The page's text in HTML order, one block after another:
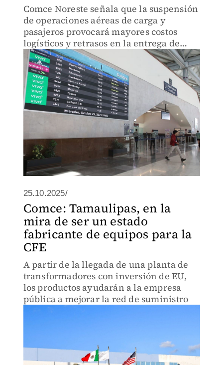
Comce Noreste señala que la suspensión
de operaciones aéreas de carga y
pasajeros provocará mayores costos
logísticos y retrasos en la entrega de
mercancías mexicanas, especialmente
hacia EU.
25.10.2025/
Comce: Tamaulipas, en la
mira de ser un estado
fabricante de equipos para la
CFE
A partir de la llegada de una planta de
transformadores con inversión de EU,
los productos ayudarán a la empresa
pública a mejorar la red de suministro